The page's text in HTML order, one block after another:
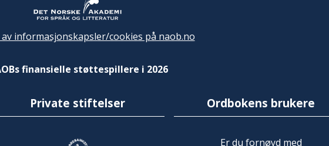
informasjonskapsler/cookies på naob.no
finansielle støttespillere i 2026
Private stiftelser Ordbokens brukere
Er du fornøyd med